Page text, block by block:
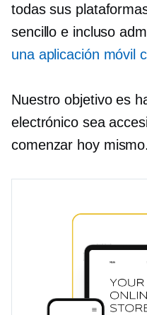
todas sus
sencillo e incluso
una aplicación móvil
Nuestro objetivo es
electrónico sea
comenzar hoy mismo.